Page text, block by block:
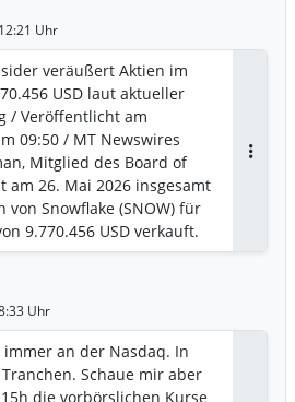
von KI-Produkten.
HSBC die Snowflake-Aktie
und begründete dies mit
Akzeptanz ihres KI-
das auf über 7.100
wurde.
Uhr
veräußert Aktien im
USD laut aktueller
/ Veröffentlicht am
09:50 / MT Newswires
Mitglied des Board of
am 26. Mai 2026 insgesamt
von Snowflake (SNOW) für
9.770.456 USD verkauft.
4-Einreichung bei der
SEC hervorgeht,
des
wovon 38.046 direkt
207.855 indirekt
SEC-Meldung:
Uhr
immer an der Nasdaq. In
Schaue mir aber
die vorbörslichen Kurse